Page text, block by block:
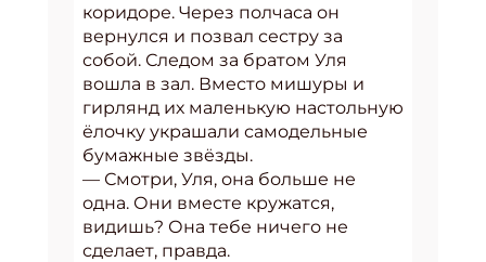
коридоре. Через полчаса он
вернулся и позвал сестру за
собой. Следом за братом Уля
вошла в зал. Вместо мишуры и
гирлянд их маленькую настольную
ёлочку украшали самодельные
бумажные звёзды.
— Смотри, Уля, она больше не
одна. Они вместе кружатся,
видишь? Она тебе ничего не
сделает, правда.